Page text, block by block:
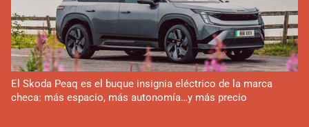
El Skoda Peaq es el buque insignia eléctrico de la marca
checa: más espacio, más autonomía…y más precio